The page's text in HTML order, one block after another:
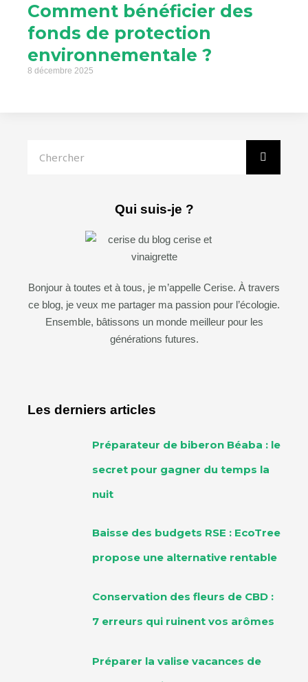
Comment bénéficier des
fonds de protection
environnementale ?
8 décembre 2025
Qui suis-je ?
Bonjour à toutes et à tous, je m’appelle Cerise. À travers
ce blog, je veux me partager ma passion pour l’écologie.
Ensemble, bâtissons un monde meilleur pour les
générations futures.
Les derniers articles
Préparateur de biberon Béaba : le
secret pour gagner du temps la
nuit
Baisse des budgets RSE : EcoTree
propose une alternative rentable
Conservation des fleurs de CBD :
7 erreurs qui ruinent vos arômes
Préparer la valise vacances de